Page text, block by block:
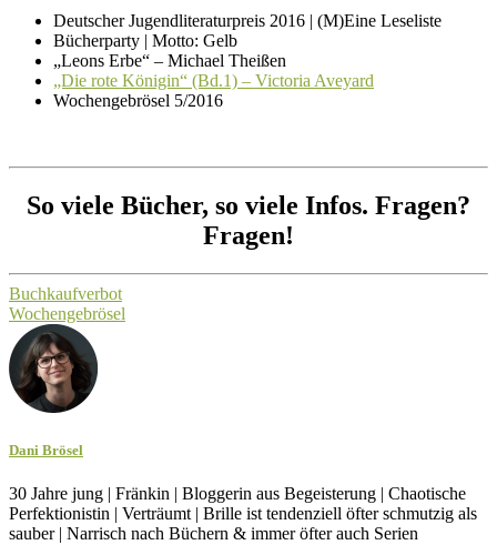
Deutscher Jugendliteraturpreis 2016 | (M)Eine Leseliste
Bücherparty | Motto: Gelb
„Leons Erbe“ – Michael Theißen
„Die rote Königin“ (Bd.1) – Victoria Aveyard
Wochengebrösel 5/2016
So viele Bücher, so viele Infos. Fragen?
Fragen!
Buchkaufverbot
Wochengebrösel
Dani Brösel
30 Jahre jung | Fränkin | Bloggerin aus Begeisterung | Chaotische
Perfektionistin | Verträumt | Brille ist tendenziell öfter schmutzig als
sauber | Narrisch nach Büchern & immer öfter auch Serien